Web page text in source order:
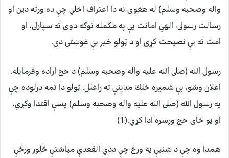
واله وصحبه وسلم) له هغوى نه دا اعتراف اخلي چې ده ورته دين او
رسالت رسولى، الهي امانت يې په مكمله توګه دوى ته سپارلى، او
امت ته يې نصيحت كړى او د ټولو خير يې غوښتى دى.
رسول الله (صلى الله عليه واله وصحبه وسلم) د حج اراده وفرمايله.
اعلان وشو، بې شميره خلك مدينې ته راغلل. ټولو دا تمه درلوده چې
په رسول الله (صلى الله عليه واله وصحبه وسلم) پسې اقتدا وكړي،
او يو ځاى حج ورسره ادا كړي.(1)
همدا وه چې د شنبې په ورځ چې دذي القعدې مياشتې څلور ورځې